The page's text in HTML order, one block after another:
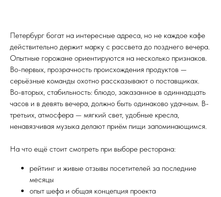
Петербург богат на интересные адреса, но не каждое кафе
действительно держит марку с рассвета до позднего вечера.
Опытные горожане ориентируются на несколько признаков.
Во-первых, прозрачность происхождения продуктов —
серьёзные команды охотно рассказывают о поставщиках.
Во-вторых, стабильность: блюдо, заказанное в одиннадцать
часов и в девять вечера, должно быть одинаково удачным. В-
третьих, атмосфера — мягкий свет, удобные кресла,
ненавязчивая музыка делают приём пищи запоминающимся.
На что ещё стоит смотреть при выборе ресторана:
рейтинг и живые отзывы посетителей за последние
месяцы
опыт шефа и общая концепция проекта